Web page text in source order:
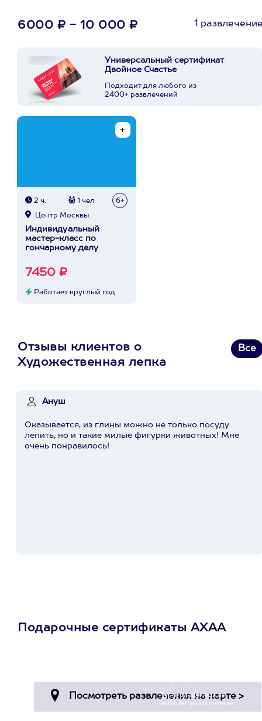
6000 ₽ - 10 000 ₽ 1
Универсальный сертификат
Двойное Счастье
Подходит для любого из
2400+ развлечений
2 ч. 1 чел 6+
Центр Москвы
Индивидуальный
мастер-класс по
гончарному делу
7450 ₽
Работает круглый год
Отзывы клиентов о
Художественная лепка
Все
Ануш
Оказывается, из глины можно не только посуду
лепить, но и такие милые фигурки животных! Мне
очень понравилось!
Подарочные сертификаты АХАА
Пусть владелец сам
выберет развлечение.